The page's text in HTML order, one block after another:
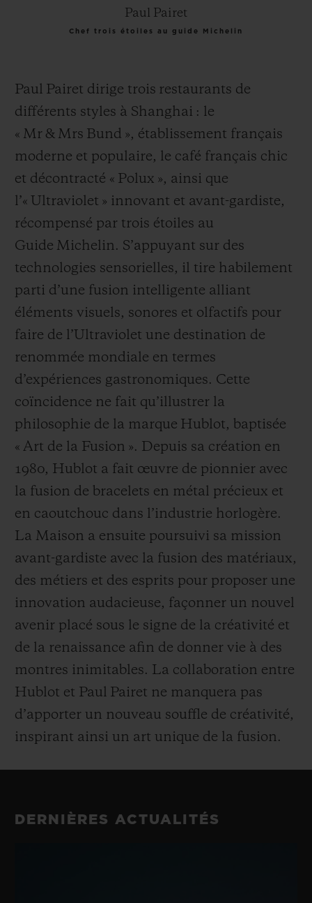
Paul Pairet
Chef trois étoiles au guide Michelin
Paul Pairet dirige trois restaurants de
différents styles à Shanghai : le
« Mr & Mrs Bund », établissement français
moderne et populaire, le café français chic
et décontracté « Polux », ainsi que
l’« Ultraviolet » innovant et avant-gardiste,
récompensé par trois étoiles au
Guide Michelin. S’appuyant sur des
technologies sensorielles, il tire habilement
parti d’une fusion intelligente alliant
éléments visuels, sonores et olfactifs pour
faire de l’Ultraviolet une destination de
renommée mondiale en termes
d’expériences gastronomiques. Cette
coïncidence ne fait qu’illustrer la
philosophie de la marque Hublot, baptisée
« Art de la Fusion ». Depuis sa création en
1980, Hublot a fait œuvre de pionnier avec
la fusion de bracelets en métal précieux et
en caoutchouc dans l’industrie horlogère.
La Maison a ensuite poursuivi sa mission
avant-gardiste avec la fusion des matériaux,
des métiers et des esprits pour proposer une
innovation audacieuse, façonner un nouvel
avenir placé sous le signe de la créativité et
de la renaissance afin de donner vie à des
montres inimitables. La collaboration entre
Hublot et Paul Pairet ne manquera pas
d’apporter un nouveau souffle de créativité,
inspirant ainsi un art unique de la fusion.
DERNIÈRES ACTUALITÉS